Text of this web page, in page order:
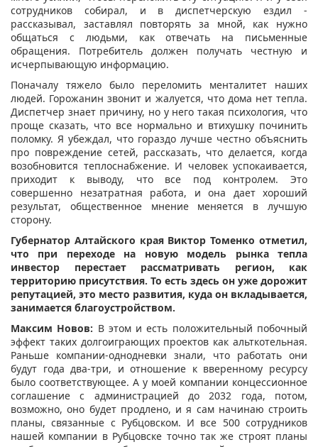
сотрудников собирал, и в диспетчерскую ездил -
рассказывал, заставлял повторять за мной, как нужно
общаться с людьми, как отвечать на письменные
обращения. Потребитель должен получать честную и
исчерпывающую информацию.
Поначалу тяжело было переломить менталитет наших
людей. Горожанин звонит и жалуется, что дома нет тепла.
Диспетчер знает причину, но у него такая психология, что
проще сказать, что все нормально и втихушку починить
поломку. Я убеждал, что гораздо лучше честно объяснить
про повреждение сетей, рассказать, что делается, когда
возобновится теплоснабжение. И человек успокаивается,
приходит к выводу, что все под контролем. Это
совершенно незатратная работа, и она дает хороший
результат, общественное мнение меняется в лучшую
сторону.
Губернатор Алтайского края Виктор Томенко отметил,
что при переходе на новую модель рынка тепла
инвестор перестает рассматривать регион, как
территорию присутствия. То есть здесь он уже дорожит
репутацией, это место развития, куда он вкладывается,
занимается благоустройством.
Максим Новов: В этом и есть положительный побочный
эффект таких долгоиграющих проектов как альткотельная.
Раньше компании-однодневки знали, что работать они
будут года два-три, и отношение к вверенному ресурсу
было соответствующее. А у моей компании концессионное
соглашение с администрацией до 2032 года, потом,
возможно, оно будет продлено, и я сам начинаю строить
планы, связанные с Рубцовском. И все 500 сотрудников
нашей компании в Рубцовске точно так же строят планы